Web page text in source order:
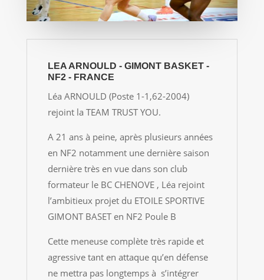
LEA ARNOULD - GIMONT BASKET -
NF2 - FRANCE
Léa ARNOULD (Poste 1-1,62-2004)
rejoint la TEAM TRUST YOU.
A 21 ans à peine, après plusieurs années
en NF2 notamment une dernière saison
dernière très en vue dans son club
formateur le BC CHENOVE , Léa rejoint
l’ambitieux projet du ETOILE SPORTIVE
GIMONT BASET en NF2 Poule B
Cette meneuse complète très rapide et
agressive tant en attaque qu’en défense
ne mettra pas longtemps à s’intégrer